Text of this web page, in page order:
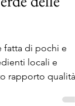
a São
fatta di pochi e
locali e